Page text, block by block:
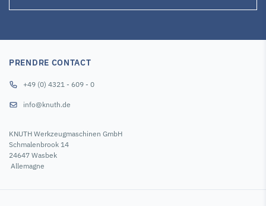
PRENDRE CONTACT
+49 (0) 4321 - 609 - 0
info@knuth.de
KNUTH Werkzeugmaschinen GmbH
Schmalenbrook 14
24647 Wasbek
Allemagne